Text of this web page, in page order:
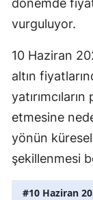
vurguluyor.
10 Haziran
altın
etmesine
yönün
şekillenmesi
#10 Haziran